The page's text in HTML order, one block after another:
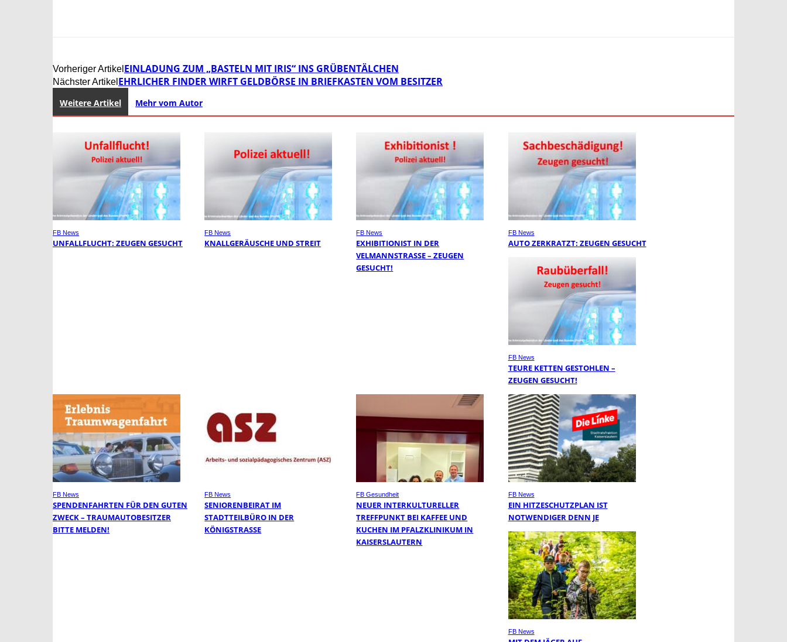
Vorheriger Artikel EINLADUNG ZUM „BASTELN MIT IRIS“ INS GRÜBENTÄLCHEN
Nächster Artikel EHRLICHER FINDER WIRFT GELDBÖRSE IN BRIEFKASTEN VOM BESITZER
Weitere Artikel Mehr vom Autor
FB News
UNFALLFLUCHT: ZEUGEN GESUCHT
FB News
KNALLGERÄUSCHE UND STREIT
FB News
EXHIBITIONIST IN DER
VELMANNSTRASSE – ZEUGEN G
ESUCHT!
FB News
AUTO ZERKRATZT: ZEUGEN GESUCHT
FB News
TEURE KETTEN GESTOHLEN –
ZEUGEN GESUCHT!
FB News
SPENDENFAHRTEN FÜR DEN GUTEN
ZWECK – TRAUMAUTOBESITZER
BITTE MELDEN!
FB News
SENIORENBEIRAT IM
STADTTEILBÜRO IN DER
KÖNIGSTRASSE
FB Gesundheit
NEUER INTERKULTURELLER
TREFFPUNKT BEI KAFFEE UND
KUCHEN IM PFALZKLINIKUM IN
KAISERSLAUTERN
FB News
EIN HITZESCHUTZPLAN IST
NOTWENDIGER DENN JE
FB News